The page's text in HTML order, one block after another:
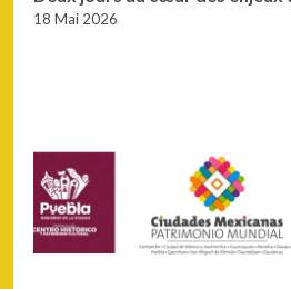
18 Mai 2026